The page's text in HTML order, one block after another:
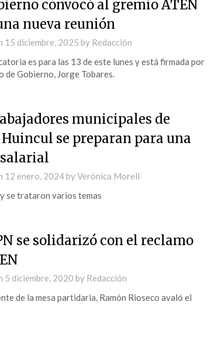
convocó al gremio ATEN
nueva reunión
15 diciembre, 2025 by Redacción
es para las 13 de este lunes y está firmada por
de Gobierno, Jorge Tobares.
municipales de
se preparan para una
12 enero, 2024byVerónica Morell
se trataron varios temas
se solidarizó con el reclamo
5 diciembre, 2020 by Redacción
de la mesa partidaria, Ramón Rioseco avaló el